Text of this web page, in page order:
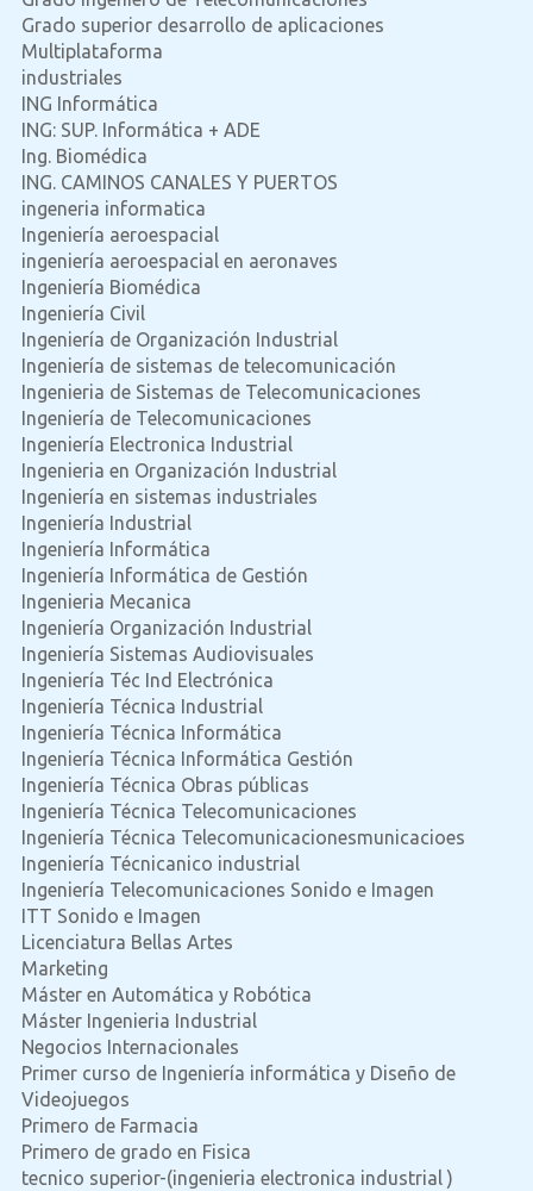
Grado superior desarrollo de aplicaciones
Multiplataforma
industriales
ING Informática
ING: SUP. Informática + ADE
Ing. Biomédica
ING. CAMINOS CANALES Y PUERTOS
ingeneria informatica
Ingeniería aeroespacial
ingeniería aeroespacial en aeronaves
Ingeniería Biomédica
Ingeniería Civil
Ingeniería de Organización Industrial
Ingeniería de sistemas de telecomunicación
Ingenieria de Sistemas de Telecomunicaciones
Ingeniería de Telecomunicaciones
Ingeniería Electronica Industrial
Ingenieria en Organización Industrial
Ingeniería en sistemas industriales
Ingeniería Industrial
Ingeniería Informática
Ingeniería Informática de Gestión
Ingenieria Mecanica
Ingeniería Organización Industrial
Ingeniería Sistemas Audiovisuales
Ingeniería Téc Ind Electrónica
Ingeniería Técnica Industrial
Ingeniería Técnica Informática
Ingeniería Técnica Informática Gestión
Ingeniería Técnica Obras públicas
Ingeniería Técnica Telecomunicaciones
Ingeniería Técnica Telecomunicacionesmunicacioes
Ingeniería Técnicanico industrial
Ingeniería Telecomunicaciones Sonido e Imagen
ITT Sonido e Imagen
Licenciatura Bellas Artes
Marketing
Máster en Automática y Robótica
Máster Ingenieria Industrial
Negocios Internacionales
Primer curso de Ingeniería informática y Diseño de
Videojuegos
Primero de Farmacia
Primero de grado en Fisica
tecnico superior-(ingenieria electronica industrial )